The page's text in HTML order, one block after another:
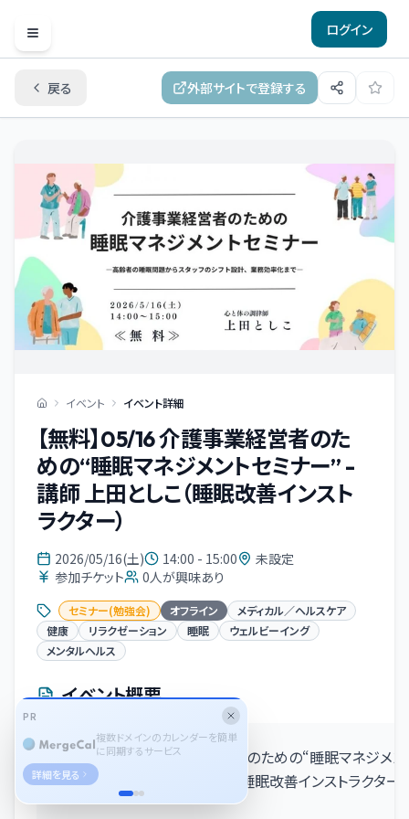
Open menu
ログイン
戻る 外部サイトで登録する
イベント イベント詳細
【無料】05/16 介護事業経営者のた
めの“睡眠マネジメントセミナー” -
講師 上田としこ（睡眠改善インスト
ラクター）
2026/05/16(土) 14:00 - 15:00
未設定
参加チケット
0人が興味あり
セミナー(勉強会) オフライン
メディカル／ヘルスケア
健康
リラクゼーション 睡眠
ウェルビーイング
メンタルヘルス
イベント概要
【無料】05/16 介護事業経営者のための“睡眠マネジメン
セミナー” - 講師 上田としこ（睡眠改善インストラクター）
PR
複数ドメインのカレンダーを簡単
に同期するサービス
詳細を見る